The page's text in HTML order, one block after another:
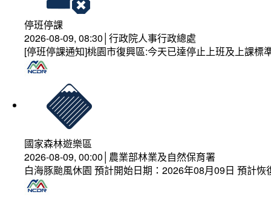
停班停課
2026-08-09, 08:30│行政院人事行政總處
[停班停課通知]桃園市復興區:今天已達停止上班及上課
國家森林遊樂區
2026-08-09, 00:00│農業部林業及自然保育署
白海豚颱風休園 預計開始日期：2026年08月09日 預計